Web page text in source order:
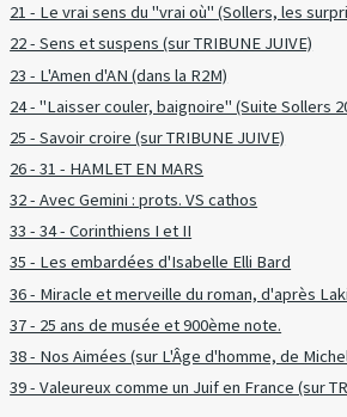
21 - Le vrai sens du "vrai où" (Sollers, les
22 - Sens et suspens (sur TRIBUNE JUIVE)
23 - L'Amen d'AN (dans la R2M)
24 - "Laisser couler, baignoire" (Suite Sollers
25 - Savoir croire (sur TRIBUNE JUIVE)
26 - 31 - HAMLET EN MARS
32 - Avec Gemini : prots. VS cathos
33 - 34 - Corinthiens I et II
35 - Les embardées d'Isabelle Elli Bard
36 - Miracle et merveille du roman, d'après
37 - 25 ans de musée et 900ème note.
38 - Nos Aimées (sur L'Âge d'homme, de
39 - Valeureux comme un Juif en France (sur